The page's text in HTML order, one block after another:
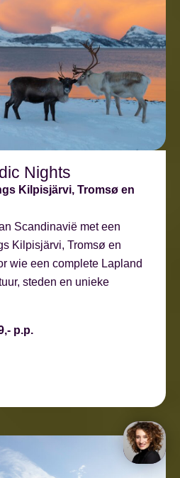
Nights
Kilpisjärvi, Tromsø en
Scandinavië met een
Kilpisjärvi, Tromsø en
wie een complete Lapland
steden en unieke
p.p.